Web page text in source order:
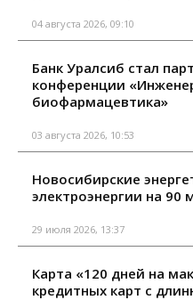
04 августа 2026, 09:10
Банк Уралсиб стал
конференции
биофармацевтика»
03 августа 2026, 10:53
Новосибирские
электроэнергии на 90
29 июля 2026, 13:37
Карта «120 дней на
кредитных карт с